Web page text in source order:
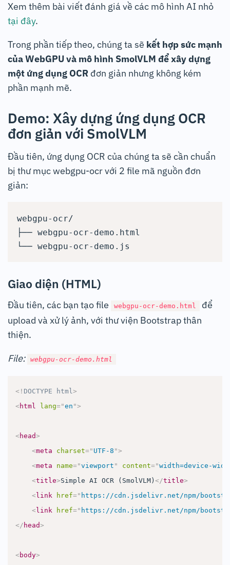
Xem thêm bài viết đánh giá về các mô hình AI nhỏ
tại đây.
Trong phần tiếp theo, chúng ta sẽ kết hợp sức mạnh
của WebGPU và mô hình SmolVLM để xây dựng
một ứng dụng OCR đơn giản nhưng không kém
phần mạnh mẽ.
Demo: Xây dựng ứng dụng OCR
đơn giản với SmolVLM
Đầu tiên, ứng dụng OCR của chúng ta sẽ cần chuẩn
bị thư mục webgpu-ocr với 2 file mã nguồn đơn
giản:
webgpu-ocr/
├── webgpu-ocr-demo.html
Giao diện (HTML)
Đầu tiên, các bạn tạo file webgpu-ocr-demo.html
để
upload và xử lý ảnh, với thư viện Bootstrap thân
thiện.
File:
webgpu-ocr-demo.html
<! DOCTYPE html >
<html lang="en ">
<head>
<meta charset=" UTF-8 ">
<meta name="viewport " content="width=device-
<title>Simple AI OCR (SmolVLM) </title>
<link href=" https://cdn.jsdelivr.net/npm/
<link href=" https://cdn.jsdelivr.net/npm/
</ head>
<body>